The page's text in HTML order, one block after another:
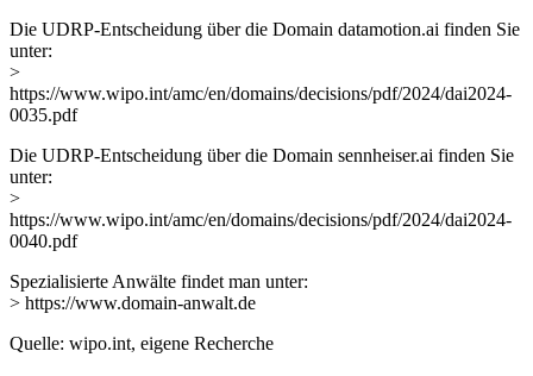
Die UDRP-Entscheidung über die Domain datamotion.ai finden Sie
unter:
>
https://www.wipo.int/amc/en/domains/decisions/pdf/2024/dai2024-
0035.pdf
Die UDRP-Entscheidung über die Domain sennheiser.ai finden Sie
unter:
>
https://www.wipo.int/amc/en/domains/decisions/pdf/2024/dai2024-
0040.pdf
Spezialisierte Anwälte findet man unter:
> https://www.domain-anwalt.de
Quelle: wipo.int, eigene Recherche